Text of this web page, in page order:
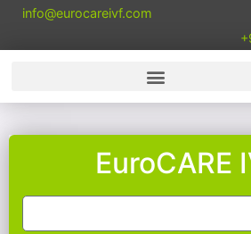
info@eurocareivf.com